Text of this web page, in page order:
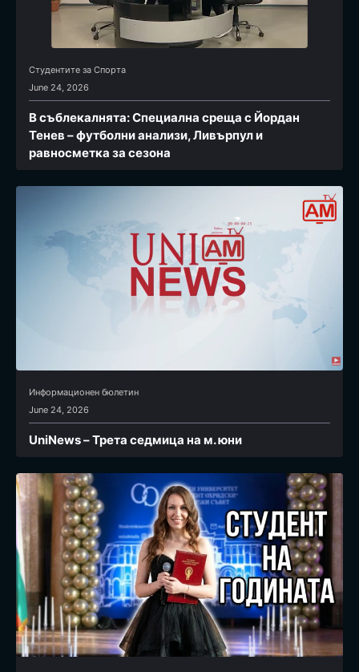
Студентите за Спортa
June 24, 2026
В съблекалнята: Специална среща с Йордан
Тенев – футболни анализи, Ливърпул и
равносметка за сезона
Информационен бюлетин
June 24, 2026
UniNews – Трета седмица на м. юни